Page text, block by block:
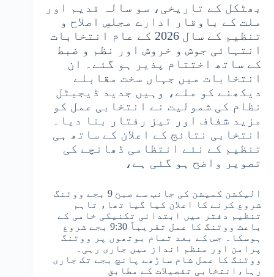
بھٹکل کے تاریخی، سو سالہ قدیم اور
ملت کے باوقار ادارے مجلسِ اصلاح و
تنظیم کے سال 2026 کے عام انتخابات
انتہائی جوش و خروش اور نظم و ضبط
کے ساتھ اختتام پذیر ہو گئے۔ ان
انتخابات میں جہاں سخت مقابلے
دیکھنے کو ملے، وہیں جدید ڈیجیٹل
نظام کی شمولیت نے انتخابی عمل کو
مزید شفاف اور تیز رفتار بنا دیا۔
انتخابی نتائج کے اعلان کے ساتھ ہی
تنظیم کے نئے انتظامی ڈھانچے کی
تصویر واضح ہو گئی ہے،
الیکشن کمیشن کی جانب سے صبح 9 بجے ووٹنگ
شروع کرنے کا اعلان کیا گیا تھا، تاہم
تنظیم دفتر میں ابتدائی تکنیکی خامی کے
باعث ووٹنگ کا عمل تقریباً 9:30 بجے شروع
ہوسکا۔ جس کے بعد تمام بوتھوں پر ووٹنگ
پرامن اور منظم انداز میں جاری رہی۔
ووٹنگ کا عمل شام ساڑھے پانچ بجے تک جاری
رہا،انتخابی تفصیلات کے مطابق